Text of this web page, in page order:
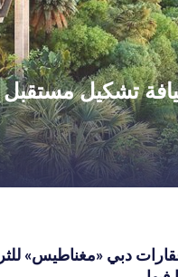
تشكيل مستقبل